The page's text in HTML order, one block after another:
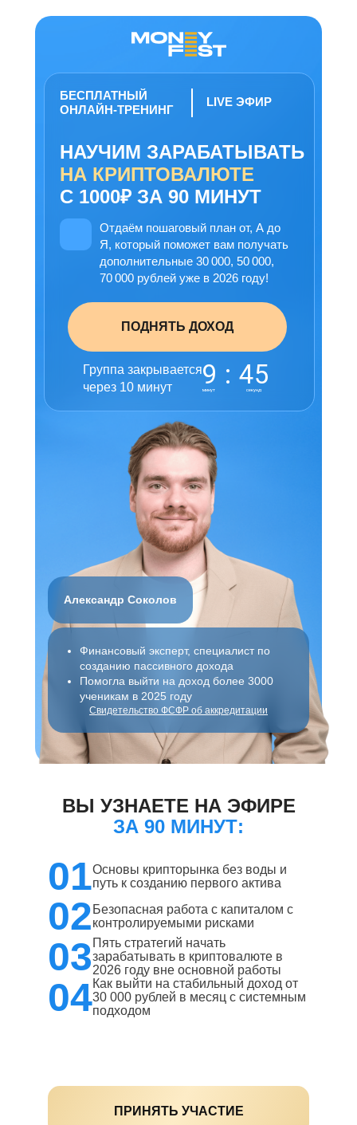
НАУЧИМ ЗАРАБАТЫВАТЬ
НА КРИПТОВАЛЮТЕ
С 1000₽ ЗА 90 МИНУТ
БЕСПЛАТНЫЙ
ОНЛАЙН-ТРЕНИНГ
LIVE ЭФИР
Отдаём пошаговый план от, А до
Я, который поможет вам получать
дополнительные 30 000, 50 000,
70 000 рублей уже в 2026 году!
Александр Соколов
Финансовый эксперт, специалист по
созданию пассивного дохода
Помогла выйти на доход более 3000
ученикам в 2025 году
Свидетельство ФСФР об аккредитации
ПОДНЯТЬ ДОХОД
Группа закрывается
через 10 минут
9
минут : 45
секунд
ПРИНЯТЬ УЧАСТИЕ
ВЫ УЗНАЕТЕ НА ЭФИРЕ
ЗА 90 МИНУТ:
01Основы крипторынка без воды и
путь к созданию первого актива
02 Безопасная работа с капиталом с
контролируемыми рисками
03 Пять стратегий начать
зарабатывать в криптовалюте в
2026 году вне основной работы
04Как выйти на стабильный доход от
30 000 рублей в месяц с системным
подходом